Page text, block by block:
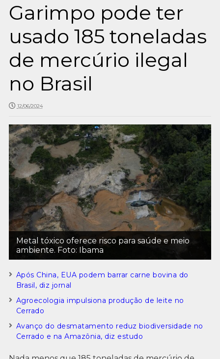
Garimpo pode ter
usado 185 toneladas
de mercúrio ilegal
no Brasil
12/06/2024
Metal tóxico oferece risco para saúde e meio
ambiente. Foto: Ibama
Após China, EUA podem barrar carne bovina do
Brasil, diz jornal
Agroecologia impulsiona produção de leite no
Cerrado
Avanço do desmatamento reduz biodiversidade no
Cerrado e na Amazônia, diz estudo